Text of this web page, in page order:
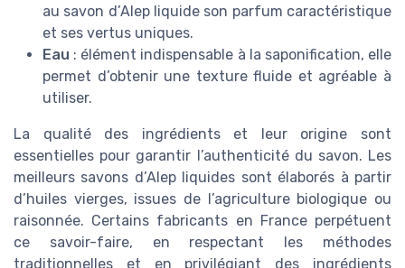
au savon d’Alep liquide son parfum caractéristique
et ses vertus uniques.
Eau : élément indispensable à la saponification, elle
permet d’obtenir une texture fluide et agréable à
utiliser.
La qualité des ingrédients et leur origine sont
essentielles pour garantir l’authenticité du savon. Les
meilleurs savons d’Alep liquides sont élaborés à partir
d’huiles vierges, issues de l’agriculture biologique ou
raisonnée. Certains fabricants en France perpétuent
ce savoir-faire, en respectant les méthodes
traditionnelles et en privilégiant des ingrédients